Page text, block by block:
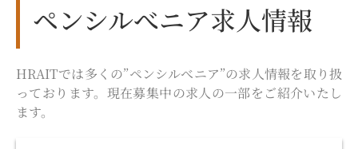
ペンシルべニア求人情報
HRAITでは多くの”ペンシルべニア”の求人情報を取り扱
っております。現在募集中の求人の一部をご紹介いたし
ます。